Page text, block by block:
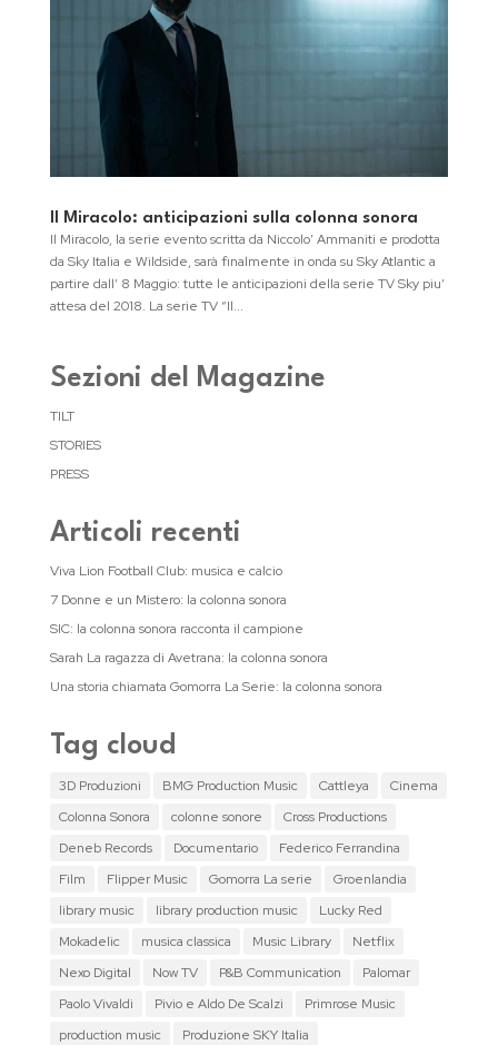
Il Miracolo: anticipazioni sulla colonna sonora
Il Miracolo, la serie evento scritta da Niccolo’ Ammaniti e prodotta
da Sky Italia e Wildside, sarà finalmente in onda su Sky Atlantic a
partire dall’ 8 Maggio: tutte le anticipazioni della serie TV Sky piu’
attesa del 2018. La serie TV “Il...
Sezioni del Magazine
TILT
STORIES
PRESS
Articoli recenti
Viva Lion Football Club: musica e calcio
7 Donne e un Mistero: la colonna sonora
SIC: la colonna sonora racconta il campione
Sarah La ragazza di Avetrana: la colonna sonora
Una storia chiamata Gomorra La Serie: la colonna sonora
Tag cloud
3D Produzioni BMG Production Music Cattleya
Cinema
Colonna Sonora
colonne sonore
Cross Productions
Deneb Records
Documentario
Federico Ferrandina
Film
Flipper Music Gomorra La serie
Groenlandia
library music
library production music
Lucky Red
Mokadelic
musica classica Music Library
Netflix
Nexo Digital
Now TV P&B Communication
Palomar
Paolo Vivaldi
Pivio e Aldo De Scalzi
Primrose Music
production music
Produzione SKY Italia